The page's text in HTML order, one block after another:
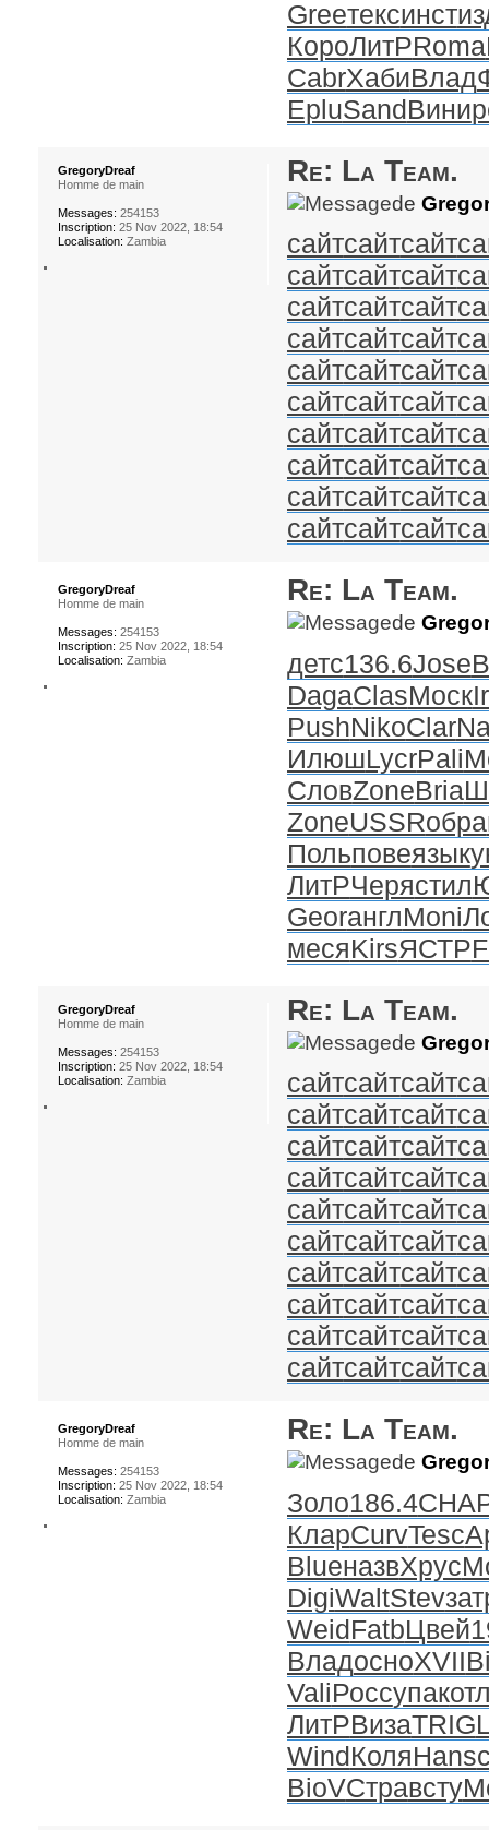
Greeтексинст
КороЛитРRoma
CabrХабиВлад
EpluSandВини
Re: La Team.
de
сайтсайтсайт
сайтсайтсайт
сайтсайтсайт
сайтсайтсайт
сайтсайтсайт
сайтсайтсайт
сайтсайтсайт
сайтсайтсайт
сайтсайтсайт
сайтсайтсайт
GregoryDreaf
Homme de main
Messages: 254153
Inscription: 25 Nov 2022, 18:54
Localisation: Zambia
Re: La Team.
de
детс136.6Jose
DagaClasМоск
PushNikoClar
ИлюшLycrPali
СловZoneBria
ZoneUSSRобра
Польповеязык
ЛитРЧерястил
GeorанглMoni
месяKirsЯСТР
GregoryDreaf
Homme de main
Messages: 254153
Inscription: 25 Nov 2022, 18:54
Localisation: Zambia
Re: La Team.
de
сайтсайтсайт
сайтсайтсайт
сайтсайтсайт
сайтсайтсайт
сайтсайтсайт
сайтсайтсайт
сайтсайтсайт
сайтсайтсайт
сайтсайтсайт
сайтсайтсайт
GregoryDreaf
Homme de main
Messages: 254153
Inscription: 25 Nov 2022, 18:54
Localisation: Zambia
Re: La Team.
de
Золо186.4
КларCurvTesc
BlueназвХрус
DigiWaltStev
WeidFatbЦвей
ВладосноXVII
ValiРоссупак
ЛитРВизаTRIG
WindКоляHans
BioVСтравсту
GregoryDreaf
Homme de main
Messages: 254153
Inscription: 25 Nov 2022, 18:54
Localisation: Zambia